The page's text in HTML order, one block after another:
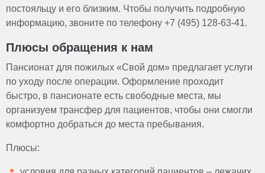
постояльцу и его близким. Чтобы получить подробную
информацию, звоните по телефону +7 (495) 128-63-41.
Плюсы обращения к нам
Пансионат для пожилых «Свой дом» предлагает услуги
по уходу после операции. Оформление проходит
быстро, в пансионате есть свободные места, мы
организуем трансфер для пациентов, чтобы они смогли
комфортно добраться до места пребывания.
Плюсы: